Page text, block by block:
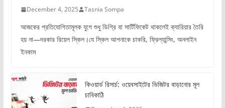
December 4, 2025 Tasnia Sompa
আজকের প্রতিযোগিতামূলক যুগে শুধু ডিগ্রি বা সার্টিফিকেট থাকলেই ক্যারিয়ার তৈরি
হয় না—দরকার রিয়েল স্কিল।যে স্কিল আপনাকে চাকরি, ফ্রিল্যান্সিং, অনলাইন
ইনকাম
কিওয়ার্ড রিসার্চ: ওয়েবসাইটের ভিজিটর বাড়ানোর মূল
চাবিকাঠি